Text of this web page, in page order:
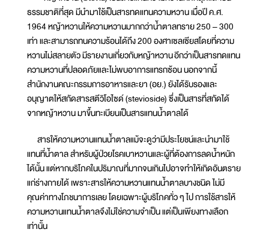
ธรรมชาติที่สุด มีนำมาใช้เป็นสารทดแทนความหวาน เมื่อปี ค.ศ.
1964 หญ้าหวานให้ความหวานมากกว่าน้ำตาลทราย 250 – 300
เท่า และสามารถทนความร้อนได้ถึง 200 องศาเซลเซียสโดยที่ความ
หวานไม่สลายตัว มีรายงานเกี่ยวกับหญ้าหวาน อีกว่าเป็นสารทดแทน
ความหวานที่ปลอดภัยและไม่พบอาการแทรกซ้อน นอกจากนี้
สำนักงานคณะกรรมการอาหารและยา (อย.) ยังได้รับรองและ
อนุญาตให้สกัดสารสตีวิโอไซด์ (stevioside) ซึ่งเป็นสารที่สกัดได้
จากหญ้าหวาน มาขึ้นทะเบียนเป็นสารแทนน้ำตาลได้
สารให้ความหวานแทนน้ำตาลแม้จะดูว่ามีประโยชน์และนำมาใช้
แทนที่น้ำตาล สำหรับผู้ป่วยโรคเบาหวานและผู้ที่ต้องการลดน้ำหนัก
ได้นั้น แต่หากบริโภคในปริมาณที่มากจนเกินไปอาจทำให้เกิดอันตราย
แก่ร่างกายได้ เพราะสารให้ความหวานแทนน้ำตาลบางชนิด ไม่มี
คุณค่าทางโภชนาการเลย โดยเฉพาะผู้บริโภคทั่ว ๆ ไป การใช้สารให้
ความหวานแทนน้ำตาลจึงไม่ใช่ความจำเป็น แต่เป็นเพียงทางเลือก
เท่านั้น